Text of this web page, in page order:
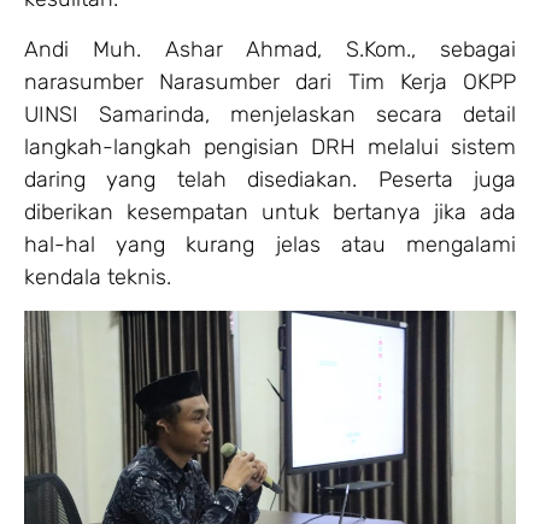
Andi Muh. Ashar Ahmad, S.Kom., sebagai
narasumber Narasumber dari Tim Kerja OKPP
UINSI Samarinda, menjelaskan secara detail
langkah-langkah pengisian DRH melalui sistem
daring yang telah disediakan. Peserta juga
diberikan kesempatan untuk bertanya jika ada
hal-hal yang kurang jelas atau mengalami
kendala teknis.